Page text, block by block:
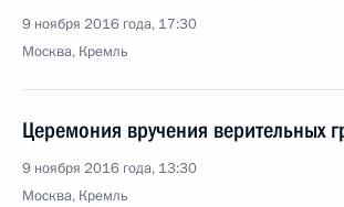
9 ноября 2016 года, 17:30
Москва, Кремль
Церемония вручения верительных
9 ноября 2016 года, 13:30
Москва, Кремль